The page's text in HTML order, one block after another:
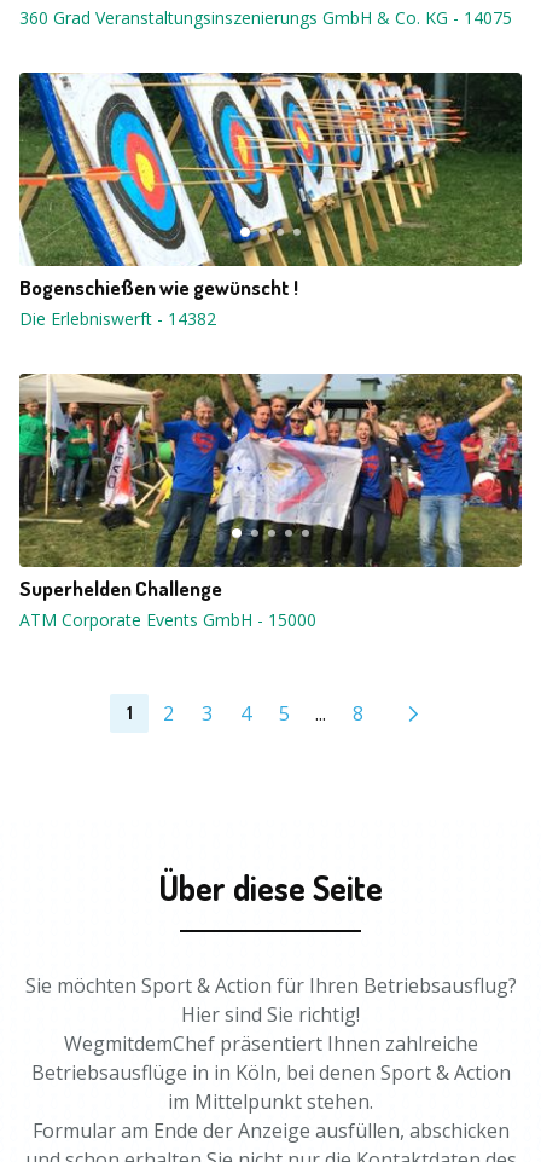
360 Grad Veranstaltungsinszenierungs GmbH & Co. KG - 14075
Bogenschießen wie gewünscht !
Die Erlebniswerft - 14382
Superhelden Challenge
ATM Corporate Events GmbH - 15000
1 2 3 4 5 ... 8
Über diese Seite
Sie möchten Sport & Action für Ihren Betriebsausflug?
Hier sind Sie richtig!
WegmitdemChef präsentiert Ihnen zahlreiche
Betriebsausflüge in in Köln, bei denen Sport & Action
im Mittelpunkt stehen.
Formular am Ende der Anzeige ausfüllen, abschicken